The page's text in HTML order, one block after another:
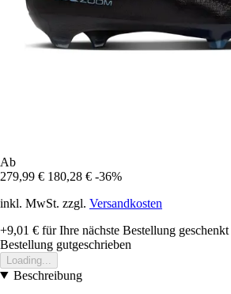
Ab
279,99 € 180,28 € -36%
inkl. MwSt. zzgl. Versandkosten
+9,01 € für Ihre nächste Bestellung geschenkt
Bestellung gutgeschrieben
Loading...
Beschreibung